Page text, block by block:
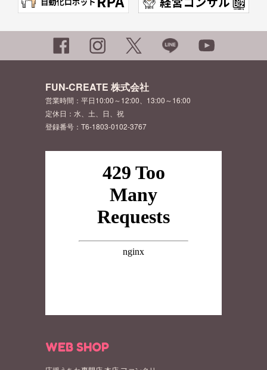
FUN-CREATE 株式会社
営業時間：平日10:00～12:00、13:00～16:00
定休日：水、土、日、祝
登録番号：T6-1803-0102-3767
WEB SHOP